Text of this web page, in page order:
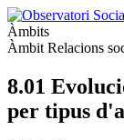
Àmbits
Àmbit Relacions
8.01
per tipus